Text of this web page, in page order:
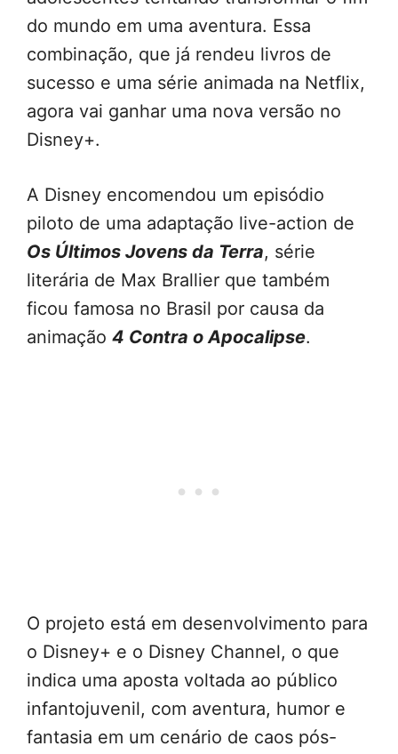
do mundo em uma aventura. Essa
combinação, que já rendeu livros de
sucesso e uma série animada na Netflix,
agora vai ganhar uma nova versão no
Disney+.
A Disney encomendou um episódio
piloto de uma adaptação live-action de
Os Últimos Jovens da Terra, série
literária de Max Brallier que também
ficou famosa no Brasil por causa da
animação 4 Contra o Apocalipse.
O projeto está em desenvolvimento para
o Disney+ e o Disney Channel, o que
indica uma aposta voltada ao público
infantojuvenil, com aventura, humor e
fantasia em um cenário de caos pós-